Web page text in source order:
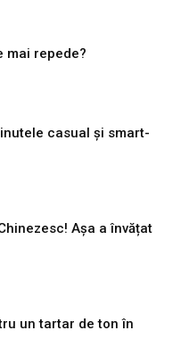
mai repede?
casual și smart-
Așa a învățat
un tartar de ton în